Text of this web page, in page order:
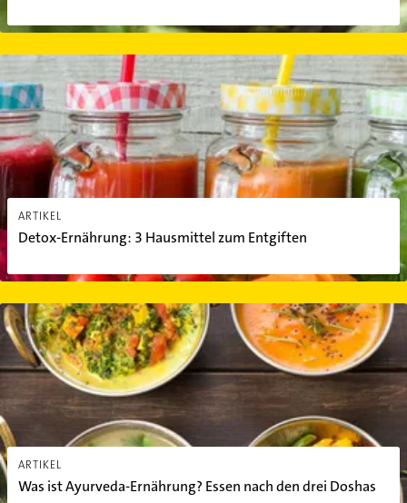
ARTIKEL
Detox-Ernährung: 3 Hausmittel zum Entgiften
Detox-Ernährung: 3 Hausmittel zum Entgiften
ARTIKEL
Was ist Ayurveda-Ernährung? Essen nach den drei Doshas
Was ist Ayurveda-Ernährung? Essen nach den drei Doshas